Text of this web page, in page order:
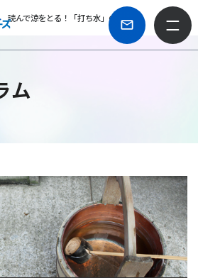
読んで涼をとる！「打ち水」の歴史
ム